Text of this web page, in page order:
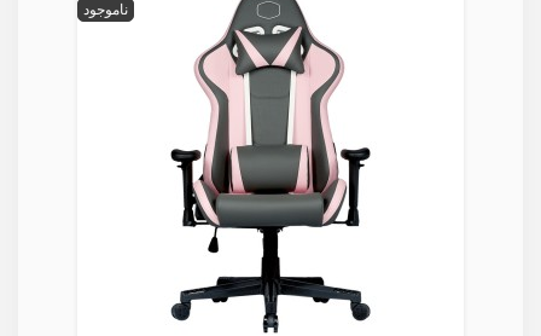
ناموجود